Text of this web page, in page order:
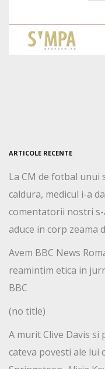
ARTICOLE RECENTE
La CM de fotbal unui
caldura, medicul i-a
comentatorii nostri
aduce in corp zeama
Avem BBC News
reamintim etica in
BBC
(no title)
A murit Clive Davis si
cateva povesti ale lui